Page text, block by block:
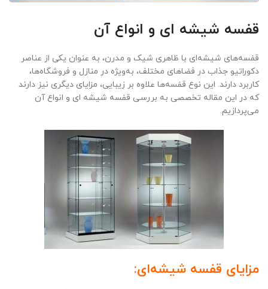
قفسه شیشه ای و انواع آن
قفسه‌های شیشه‌ای با ظاهری شیک و مدرن، به عنوان یکی از عناصر
دکوراتیو جذاب در فضاهای مختلف، به‌ویژه در منازل و فروشگاه‌ها،
کاربرد دارند. این نوع قفسه‌ها علاوه بر زیبایی، مزایای دیگری نیز دارند
که در این مقاله تخصصی به بررسی قفسه شیشه ای و انواع آن
می‌پردازیم.
مزایای قفسه شیشه‌ای: